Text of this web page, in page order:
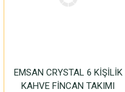
EMSAN CRYSTAL 6 KİŞİLİK
KAHVE FİNCAN TAKIMI